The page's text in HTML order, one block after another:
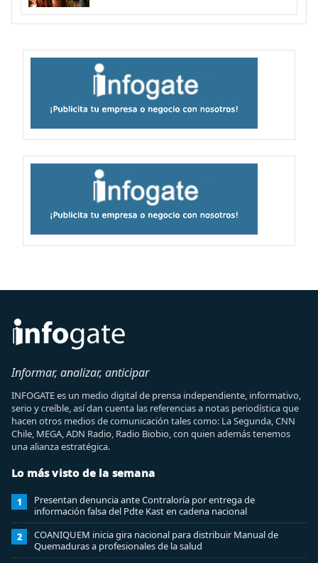
Informar, analizar, anticipar
INFOGATE es un medio digital de prensa independiente, informativo,
serio y creíble, así dan cuenta las referencias a notas periodística que
hacen otros medios de comunicación tales como: La Segunda, CNN
Chile, MEGA, ADN Radio, Radio Biobio, con quien además tenemos
una alianza estratégica.
Lo más visto de la semana
1
Presentan denuncia ante Contraloría por entrega de
información falsa del Pdte Kast en cadena nacional
2
COANIQUEM inicia gira nacional para distribuir Manual de
Quemaduras a profesionales de la salud